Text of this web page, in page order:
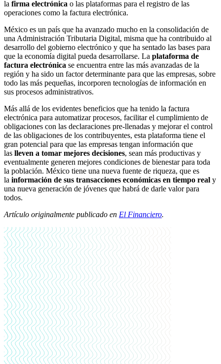
la firma electrónica o las plataformas para el registro de las
operaciones como la factura electrónica.
México es un país que ha avanzado mucho en la consolidación de
una Administración Tributaria Digital, misma que ha contribuido al
desarrollo del gobierno electrónico y que ha sentado las bases para
que la economía digital pueda desarrollarse. La plataforma de
factura electrónica se encuentra entre las más avanzadas de la
región y ha sido un factor determinante para que las empresas, sobre
todo las más pequeñas, incorporen tecnologías de información en
sus procesos administrativos.
Más allá de los evidentes beneficios que ha tenido la factura
electrónica para automatizar procesos, facilitar el cumplimiento de
obligaciones con las declaraciones pre-llenadas y mejorar el control
de las obligaciones de los contribuyentes, esta plataforma tiene el
gran potencial para que las empresas tengan información que
las lleven a tomar mejores decisiones, sean más productivas y
eventualmente generen mejores condiciones de bienestar para toda
la población. México tiene una nueva fuente de riqueza, que es
la información de sus transacciones económicas en tiempo real y
una nueva generación de jóvenes que habrá de darle valor para
todos.
Artículo originalmente publicado en El Financiero.